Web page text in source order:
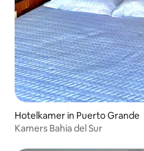
Hotelkamer in Puerto Grande
Kamers Bahia del Sur